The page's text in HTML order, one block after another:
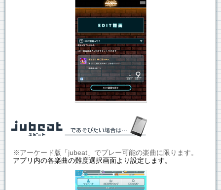
※アーケード版「jubeat」でプレー可能の楽曲に限ります。
アプリ内の各楽曲の難度選択画面より設定します。